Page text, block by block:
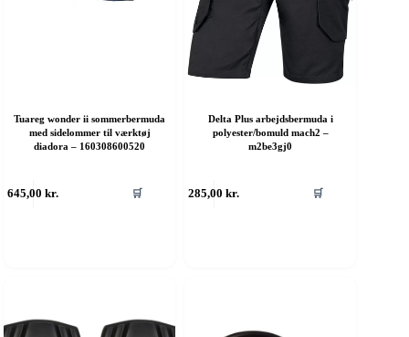
Tuareg wonder ii sommerbermuda
med sidelommer til værktøj
diadora – 160308600520
645,00kr. 🛒
Delta Plus arbejdsbermuda i
polyester/bomuld mach2 –
m2be3gj0
285,00kr. 🛒
vare
varesiden